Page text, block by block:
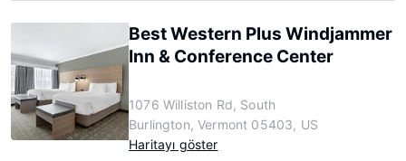
Best Western Plus Windjammer
Inn & Conference Center
1076 Williston Rd, South
Burlington, Vermont 05403, US
Haritayı göster